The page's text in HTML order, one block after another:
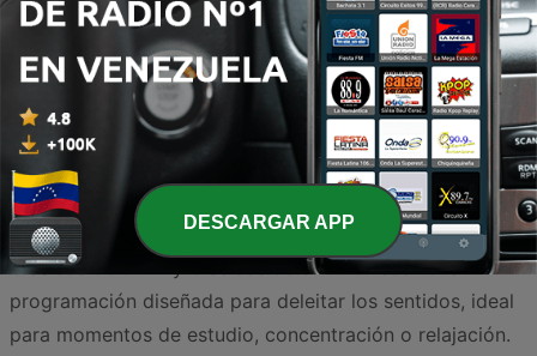
Una de las paradas obligatorias para cualquier
melómano esRNV Radio Nacional de Venezuela - Canal
, una emisora que se ha consolidado como un
baluarte de la promoción artística, transmitiendo obras
maestras que van desde los clásicos europeos hasta las
creaciones de talentos venezolanos. Asimismo, para
quienes buscan una fusión de elegancia y nostalgia,
Clásicos 90.9 FM
Clásicos 93.9 FMofrecen una
programación diseñada para deleitar los sentidos, ideal
para momentos de estudio, concentración o relajación.
DESCARGAR APP